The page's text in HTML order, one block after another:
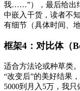
我……”），最后给出
中嵌入干货，读者不
有细节（具体时间、
框架4：对比体（
适合方法论或种草类
“改变后”的美好结果
5000到月入5万，我